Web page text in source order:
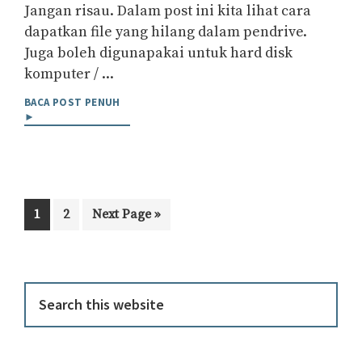
Jangan risau. Dalam post ini kita lihat cara
dapatkan file yang hilang dalam pendrive.
Juga boleh digunapakai untuk hard disk
komputer / ...
BACA POST PENUH
►
Page
1 Page
2
Go
Next Page »
Primary
Sidebar
this
website